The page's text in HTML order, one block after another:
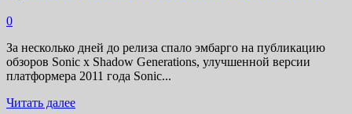
0
За несколько дней до релиза спало эмбарго на публикацию
обзоров Sonic x Shadow Generations, улучшенной версии
платформера 2011 года Sonic...
Читать далееПрочитать